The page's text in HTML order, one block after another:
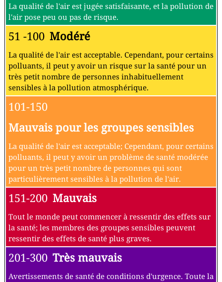
La qualité de l'air est jugée satisfaisante, et la pollution de
l'air pose peu ou pas de risque.
51 -100 Modéré
La qualité de l'air est acceptable. Cependant, pour certains
polluants, il peut y avoir un risque sur la santé pour un
très petit nombre de personnes inhabituellement
sensibles à la pollution atmosphérique.
101-150
Mauvais pour les groupes sensibles
La qualité de l'air est acceptable; Cependant, pour certains
polluants, il peut y avoir un problème de santé modérée
pour un très petit nombre de personnes qui sont
particulièrement sensibles à la pollution de l'air.
151-200 Mauvais
Tout le monde peut commencer à ressentir des effets sur
la santé; les membres des groupes sensibles peuvent
ressentir des effets de santé plus graves.
201-300 Très mauvais
Avertissements de santé de conditions d'urgence. Toute la